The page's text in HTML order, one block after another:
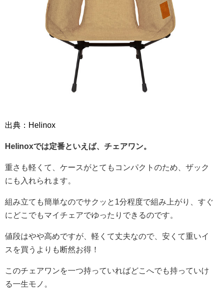
出典：Helinox
Helinoxでは定番といえば、チェアワン。
重さも軽くて、ケースがとてもコンパクトのため、ザック
にも入れられます。
組み立ても簡単なのでサクッと1分程度で組み上がり、すぐ
にどこでもマイチェアでゆったりできるのです。
値段はやや高めですが、軽くて丈夫なので、安くて重いイ
スを買うよりも断然お得！
このチェアワンを一つ持っていればどこへでも持っていけ
る一生モノ。